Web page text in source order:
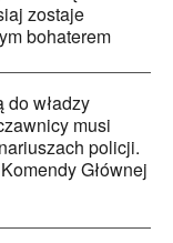
zostaje
bohaterem
do władzy
musi
policji.
Głównej